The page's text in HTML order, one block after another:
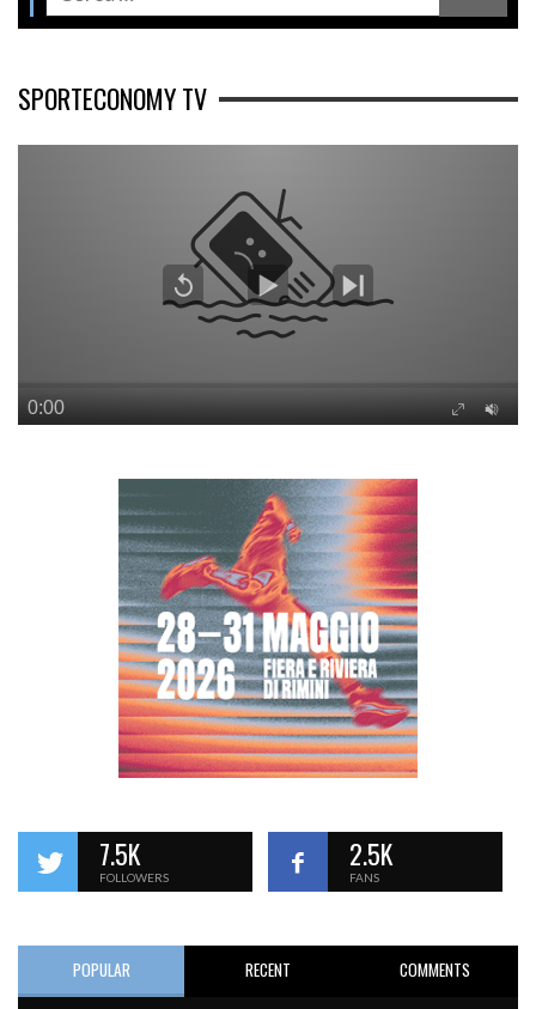
SPORTECONOMY TV
7.5K
FOLLOWERS
2.5K
FANS
POPULAR RECENT COMMENTS